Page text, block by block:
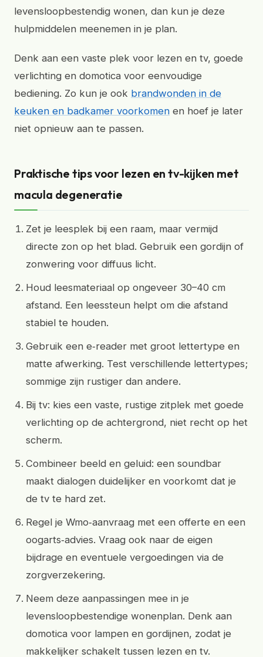
levensloopbestendig wonen, dan kun je deze
hulpmiddelen meenemen in je plan.
Denk aan een vaste plek voor lezen en tv, goede
verlichting en domotica voor eenvoudige
bediening. Zo kun je ook brandwonden in de
keuken en badkamer voorkomen en hoef je later
niet opnieuw aan te passen.
Praktische tips voor lezen en tv-kijken met
macula degeneratie
Zet je leesplek bij een raam, maar vermijd
directe zon op het blad. Gebruik een gordijn of
zonwering voor diffuus licht.
Houd leesmateriaal op ongeveer 30–40 cm
afstand. Een leessteun helpt om die afstand
stabiel te houden.
Gebruik een e‑reader met groot lettertype en
matte afwerking. Test verschillende lettertypes;
sommige zijn rustiger dan andere.
Bij tv: kies een vaste, rustige zitplek met goede
verlichting op de achtergrond, niet recht op het
scherm.
Combineer beeld en geluid: een soundbar
maakt dialogen duidelijker en voorkomt dat je
de tv te hard zet.
Regel je Wmo‑aanvraag met een offerte en een
oogarts‑advies. Vraag ook naar de eigen
bijdrage en eventuele vergoedingen via de
zorgverzekering.
Neem deze aanpassingen mee in je
levensloopbestendige wonenplan. Denk aan
domotica voor lampen en gordijnen, zodat je
makkelijker schakelt tussen lezen en tv.